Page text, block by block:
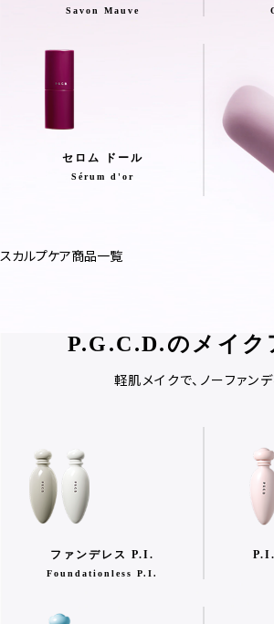
Savon Mauve
セロム ドール
Sérum d'or
スカルプケア商品一覧
P.G.C.D.のメイク
軽肌メイクで、ノーファンデ
ファンデレス P.I.
Foundationless P.I.